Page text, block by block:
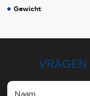
Gewicht
VRAGEN